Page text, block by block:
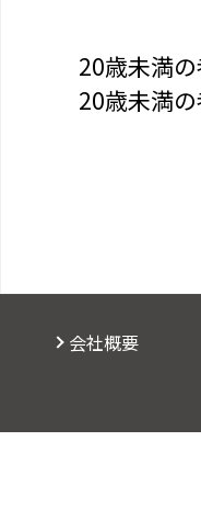
20歳未満の
20歳未満の
会社概要